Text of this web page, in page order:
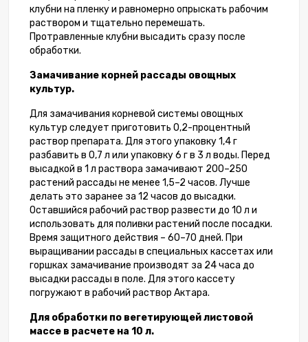
клубни на пленку и равномерно опрыскать рабочим
раствором и тщательно перемешать.
Протравленные клубни высадить сразу после
обработки.
Замачивание корней рассады овощных
культур.
Для замачивания корневой системы овощных
культур следует приготовить 0,2-процентный
раствор препарата. Для этого упаковку 1,4 г
разбавить в 0,7 л или упаковку 6 г в 3 л воды. Перед
высадкой в ​​1 л раствора замачивают 200–250
растений рассады не менее 1,5–2 часов. Лучше
делать это заранее за 12 часов до высадки.
Оставшийся рабочий раствор развести до 10 л и
использовать для поливки растений после посадки.
Время защитного действия – 60–70 дней. При
выращивании рассады в специальных кассетах или
горшках замачивание производят за 24 часа до
высадки рассады в поле. Для этого кассету
погружают в рабочий раствор Актара.
Для обработки по вегетирующей листовой
массе в расчете на 10 л.